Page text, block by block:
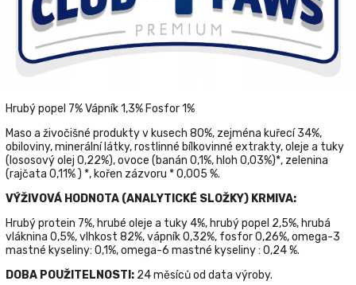
Hrubý popel 7% Vápník 1,3% Fosfor 1%
Maso a živočišné produkty v kusech 80%, zejména kuřecí 34%,
obiloviny, minerální látky, rostlinné bílkovinné extrakty, oleje a tuky
(lososový olej 0,22%), ovoce (banán 0,1%, hloh 0,03%)*, zelenina
(rajčata 0,11% ) *, kořen zázvoru * 0,005 %.
VÝŽIVOVÁ HODNOTA (ANALYTICKÉ SLOŽKY) KRMIVA:
Hrubý protein 7%, hrubé oleje a tuky 4%, hrubý popel 2,5%, hrubá
vláknina 0,5%, vlhkost 82%, vápník 0,32%, fosfor 0,26%, omega-3
mastné kyseliny: 0,1%, omega-6 mastné kyseliny : 0,24 %.
DOBA POUŽITELNOSTI: 24 měsíců od data výroby.